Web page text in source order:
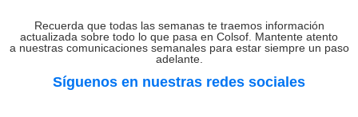
Recuerda que todas las semanas te traemos información
actualizada sobre todo lo que pasa en Colsof. Mantente atento
a nuestras comunicaciones semanales para estar siempre un paso
adelante.
Síguenos en nuestras redes sociales